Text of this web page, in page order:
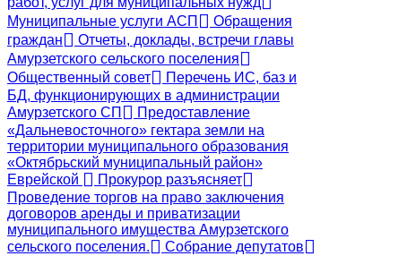
Муниципальные услуги АСП
Обращения
граждан
Отчеты, доклады, встречи главы
Амурзетского сельского поселения
Общественный совет
Перечень ИС, баз и
БД, функционирующих в администрации
Амурзетского СП
Предоставление
«Дальневосточного» гектара земли на
территории муниципального образования
«Октябрьский муниципальный район»
Еврейской
Прокурор разъясняет
Проведение торгов на право заключения
договоров аренды и приватизации
муниципального имущества Амурзетского
сельского поселения.
Собрание депутатов